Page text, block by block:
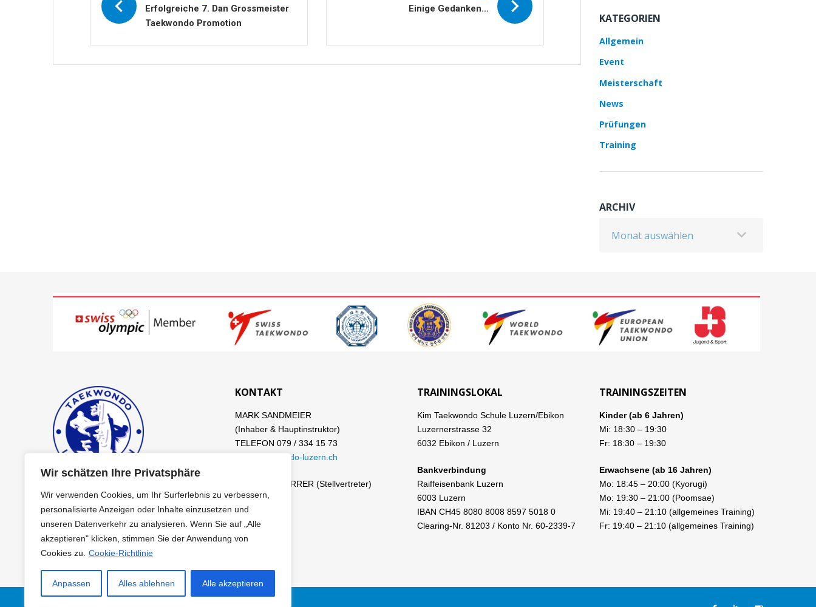
Wir schätzen Ihre Privatsphäre
Wir verwenden Cookies, um Ihr Surferlebnis zu verbessern,
personalisierte Anzeigen oder Inhalte einzusetzen und
unseren Datenverkehr zu analysieren. Wenn Sie auf „Alle
akzeptieren" klicken, stimmen Sie der Anwendung von
Cookies zu.
Cookie-Richtlinie
Anpassen Alles ablehnen Alle akzeptieren
Erfolgreiche 7. Dan Grossmeister
Taekwondo Promotion
Einige Gedanken…
KATEGORIEN
Allgemein
Event
Meisterschaft
News
Prüfungen
Training
ARCHIV
KONTAKT
MARK SANDMEIER
(Inhaber & Hauptinstruktor)
TELEFON 079 / 334 15 73
info@taekwondo-luzern.ch
DANIEL SCHERRER (Stellvertreter)
TRAININGSLOKAL
Kim Taekwondo Schule Luzern/Ebikon
Luzernerstrasse 32
6032 Ebikon / Luzern
Bankverbindung
Raiffeisenbank Luzern
6003 Luzern
IBAN CH45 8080 8008 8597 5018 0
Clearing-Nr. 81203 / Konto Nr. 60-2339-7
TRAININGSZEITEN
Kinder (ab 6 Jahren)
Mi: 18:30 – 19:30
Fr: 18:30 – 19:30
Erwachsene (ab 16 Jahren)
Mo: 18:45 – 20:00 (Kyorugi)
Mo: 19:30 – 21:00 (Poomsae)
Mi: 19:40 – 21:10 (allgemeines Training)
Fr: 19:40 – 21:10 (allgemeines Training)